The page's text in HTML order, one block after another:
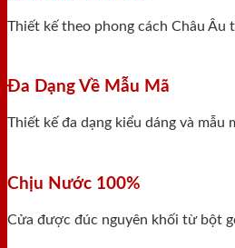
Thiết kế theo phong cách Châu
Đa Dạng Về Mẫu Mã
Thiết kế đa dạng kiểu dáng và
Chịu Nước 100%
Cửa được đúc nguyên khối từ bột